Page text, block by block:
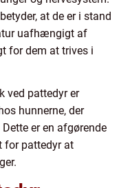
at de er i stand
uafhængigt af
for dem at trives i
ved pattedyr er
hunnerne, der
er en afgørende
for pattedyr at